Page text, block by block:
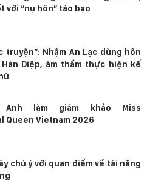
với “nụ hôn” táo bạo
truyện”: Nhậm An Lạc dùng hôn
Diệp, âm thầm thực hiện kế
Anh làm giám khảo Miss
Queen Vietnam 2026
chú ý với quan điểm về tài năng